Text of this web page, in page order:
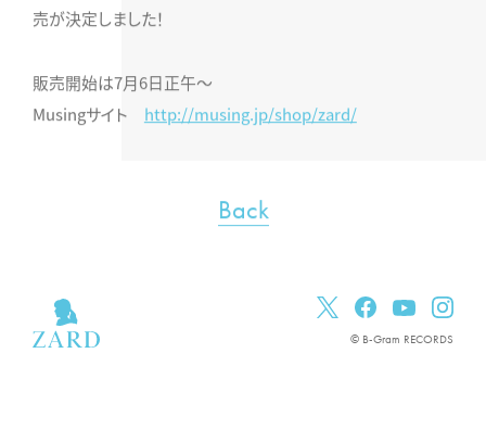
売が決定しました！
販売開始は7月6日正午〜
Musingサイト http://musing.jp/shop/zard/
Back
© B-Gram RECORDS